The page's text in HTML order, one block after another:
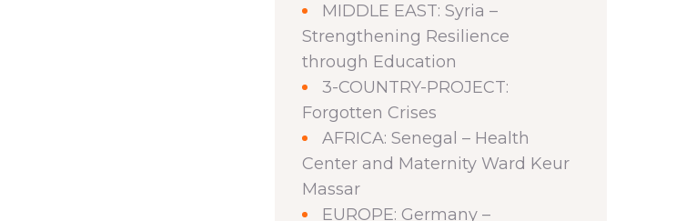
MIDDLE EAST: Syria –
Strengthening Resilience
through Education
3-COUNTRY-PROJECT:
Forgotten Crises
AFRICA: Senegal – Health
Center and Maternity Ward Keur
Massar
EUROPE: Germany –